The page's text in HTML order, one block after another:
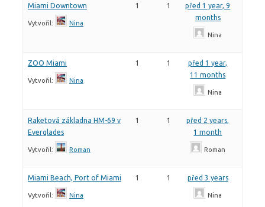
Miami Downtown
Vytvořil: Nina
1 1
před 1 year, 9
months
Nina
ZOO Miami
Vytvořil: Nina
1 1
před 1 year,
11 months
Nina
Raketová základna HM-69 v
Everglades
Vytvořil: Roman
1 1
před 2 years,
1 month
Roman
Miami Beach, Port of Miami
Vytvořil: Nina
1 1 před 3 years
Nina